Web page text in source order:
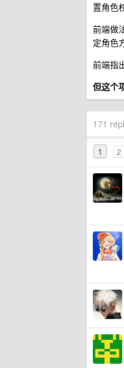
置角色
前端做
定角色
前端指
但这个
171
1 2